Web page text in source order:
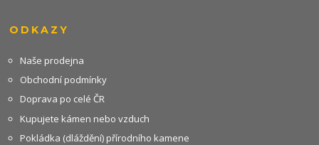
ODKAZY
Naše prodejna
Obchodní podmínky
Doprava po celé ČR
Kupujete kámen nebo vzduch
Pokládka (dláždění) přírodního kamene